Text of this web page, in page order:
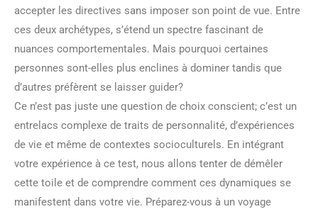
accepter les directives sans imposer son point de vue. Entre
ces deux archétypes, s’étend un spectre fascinant de
nuances comportementales. Mais pourquoi certaines
personnes sont-elles plus enclines à dominer tandis que
d’autres préfèrent se laisser guider?
Ce n’est pas juste une question de choix conscient; c’est un
entrelacs complexe de traits de personnalité, d’expériences
de vie et même de contextes socioculturels. En intégrant
votre expérience à ce test, nous allons tenter de démêler
cette toile et de comprendre comment ces dynamiques se
manifestent dans votre vie. Préparez-vous à un voyage